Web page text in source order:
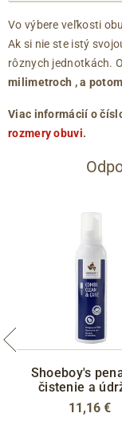
Vo výbere veľkosti
Ak si nie ste istý
rôznych jednotkách.
milimetroch , a
Viac informácií o
rozmery obuvi.
Shoeboy's
čistenie a
11,16 €